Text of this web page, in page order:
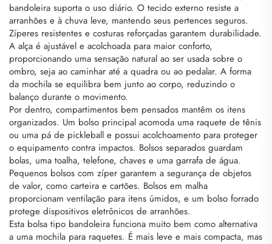
bandoleira suporta o uso diário. O tecido externo resiste a
arranhões e à chuva leve, mantendo seus pertences seguros.
Zíperes resistentes e costuras reforçadas garantem durabilidade.
A alça é ajustável e acolchoada para maior conforto,
proporcionando uma sensação natural ao ser usada sobre o
ombro, seja ao caminhar até a quadra ou ao pedalar. A forma
da mochila se equilibra bem junto ao corpo, reduzindo o
balanço durante o movimento.
Por dentro, compartimentos bem pensados mantêm os itens
organizados. Um bolso principal acomoda uma raquete de tênis
ou uma pá de pickleball e possui acolchoamento para proteger
o equipamento contra impactos. Bolsos separados guardam
bolas, uma toalha, telefone, chaves e uma garrafa de água.
Pequenos bolsos com zíper garantem a segurança de objetos
de valor, como carteira e cartões. Bolsos em malha
proporcionam ventilação para itens úmidos, e um bolso forrado
protege dispositivos eletrônicos de arranhões.
Esta bolsa tipo bandoleira funciona muito bem como alternativa
a uma mochila para raquetes. É mais leve e mais compacta, mas